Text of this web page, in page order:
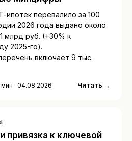
ипотек перевалило за 100
2026 года выдано около
млрд руб. (+30% к
2025-го).
включает 9 тыс.
· 04.08.2026 Читать →
привязка к ключевой